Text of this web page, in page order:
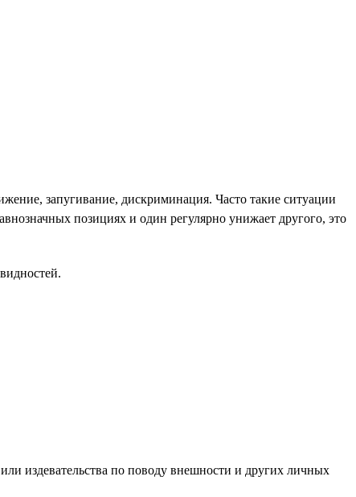
запугивание, дискриминация. Часто такие ситуации
позициях и один регулярно унижает другого, это
издевательства по поводу внешности и других личных